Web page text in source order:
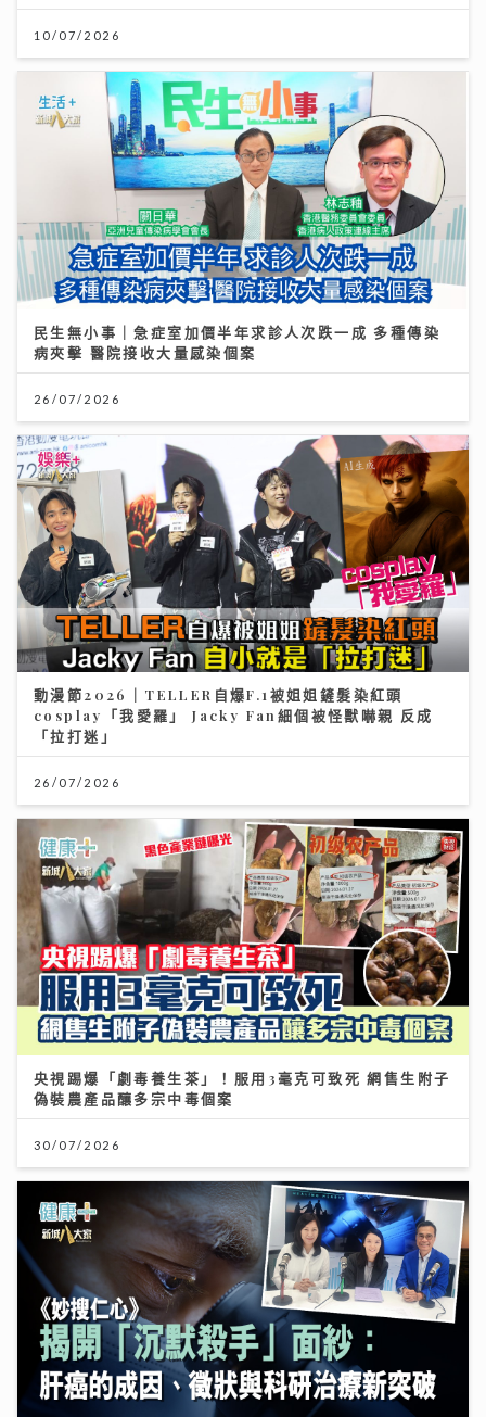
10/07/2026
民生無小事｜急症室加價半年求診人次跌一成 多種傳染
病夾擊 醫院接收大量感染個案
26/07/2026
動漫節2026｜TELLER自爆F.1被姐姐鏟髮染紅頭
cosplay「我愛羅」 Jacky Fan細個被怪獸嚇親 反成
「拉打迷」
26/07/2026
央視踢爆「劇毒養生茶」！服用3毫克可致死 網售生附子
偽裝農產品釀多宗中毒個案
30/07/2026